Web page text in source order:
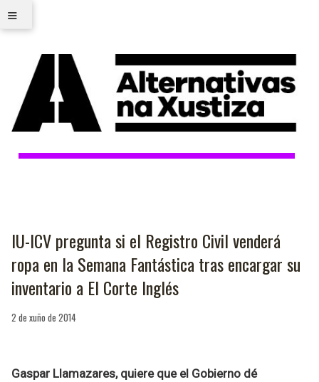
≡
IU-ICV pregunta si el Registro Civil venderá
ropa en la Semana Fantástica tras encargar su
inventario a El Corte Inglés
2 de xuño de 2014
Gaspar Llamazares, quiere que el Gobierno dé